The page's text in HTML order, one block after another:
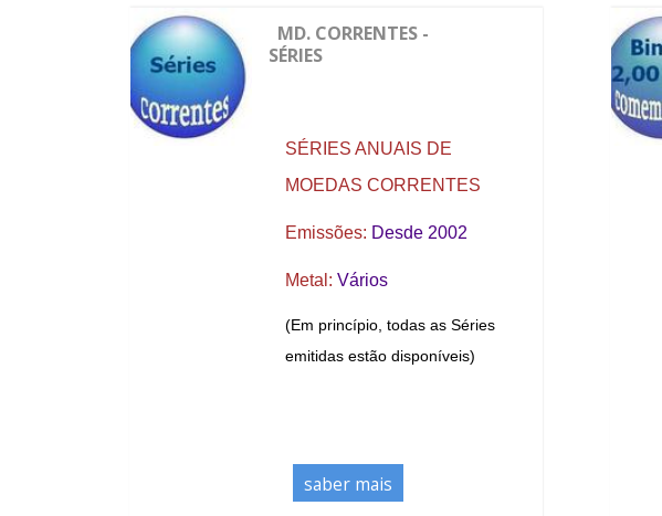
MD. CORRENTES -
SÉRIES
SÉRIES ANUAIS DE
MOEDAS CORRENTES
Emissões: Desde 2002
Metal: Vários
(Em princípio, todas as Séries
emitidas estão disponíveis)
saber mais